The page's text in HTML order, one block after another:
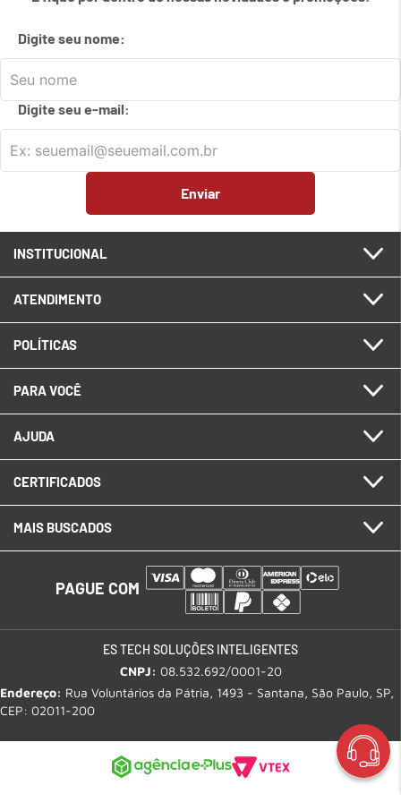
8º emcaixa
9 emteclado fio
10ºemtablet
Digite seu nome:
Digite seu e-mail:
Enviar
INSTITUCIONAL
ATENDIMENTO
POLÍTICAS
PARA VOCÊ
AJUDA
CERTIFICADOS
MAIS BUSCADOS
PAGUE COM
ES TECH SOLUÇÕES INTELIGENTES
CNPJ: 08.532.692/0001-20
Endereço: Rua Voluntários da Pátria, 1493 - Santana, São Paulo, SP,
CEP: 02011-200